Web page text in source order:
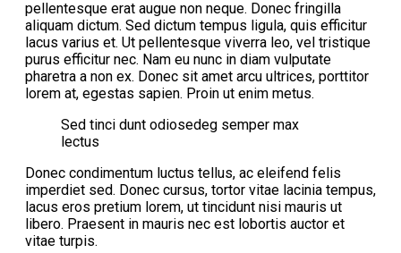
pellentesque erat augue non neque. Donec fringilla
aliquam dictum. Sed dictum tempus ligula, quis efficitur
lacus varius et. Ut pellentesque viverra leo, vel tristique
purus efficitur nec. Nam eu nunc in diam vulputate
pharetra a non ex. Donec sit amet arcu ultrices, porttitor
lorem at, egestas sapien. Proin ut enim metus.
Sed tinci dunt odiosedeg semper max
lectus
Donec condimentum luctus tellus, ac eleifend felis
imperdiet sed. Donec cursus, tortor vitae lacinia tempus,
lacus eros pretium lorem, ut tincidunt nisi mauris ut
libero. Praesent in mauris nec est lobortis auctor et
vitae turpis.